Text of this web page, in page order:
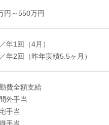
円～550万円
年1回（4月）
年2回（昨年実績5.5ヶ月）
費全額支給
外手当
手当
手当